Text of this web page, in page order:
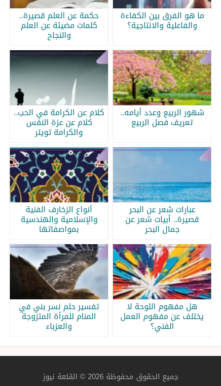
ما هو الفرق بين الكفاءة
والفاعلية والانتاجية؟
حكمة عن العلم قصيرة..
كلمات مضيئة عن العلم
والنجاح
شهور الربيع وعدد أيامه..
تعريف فصل الربيع
كلام عن الكرامة في الحب..
كلام عن عزة النفس
والكرامة تويتر
عبارات شعر عن البحر
قصيرة.. أبيات شعر عن
جمال البحر
أنواع الزخارف الفنية
والإسلامية والهندسية
بمواصفاتها
هل مفهوم اللوحة لا
يختلف عن مفهوم العمل
الفني؟
تفسير حلم نسر بني في
المنام للمرأة المتزوجة
والعزباء
جميع الحقوق محفوظة 2026 © القلعة نيوز